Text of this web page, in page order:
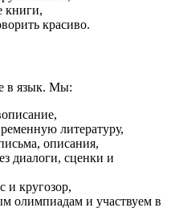
книги,
красиво.
в язык. Мы:
литературу,
описания,
диалоги, сценки и
и кругозор,
олимпиадам и участвуем в